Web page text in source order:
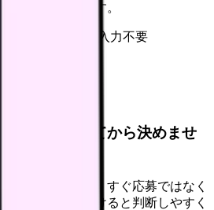
とまで進めます。
なし
病院名は入力不要
る
条件を比べてから決めませ
くなった時は、すぐ応募ではなく
・相談先」を分けると判断しやすく